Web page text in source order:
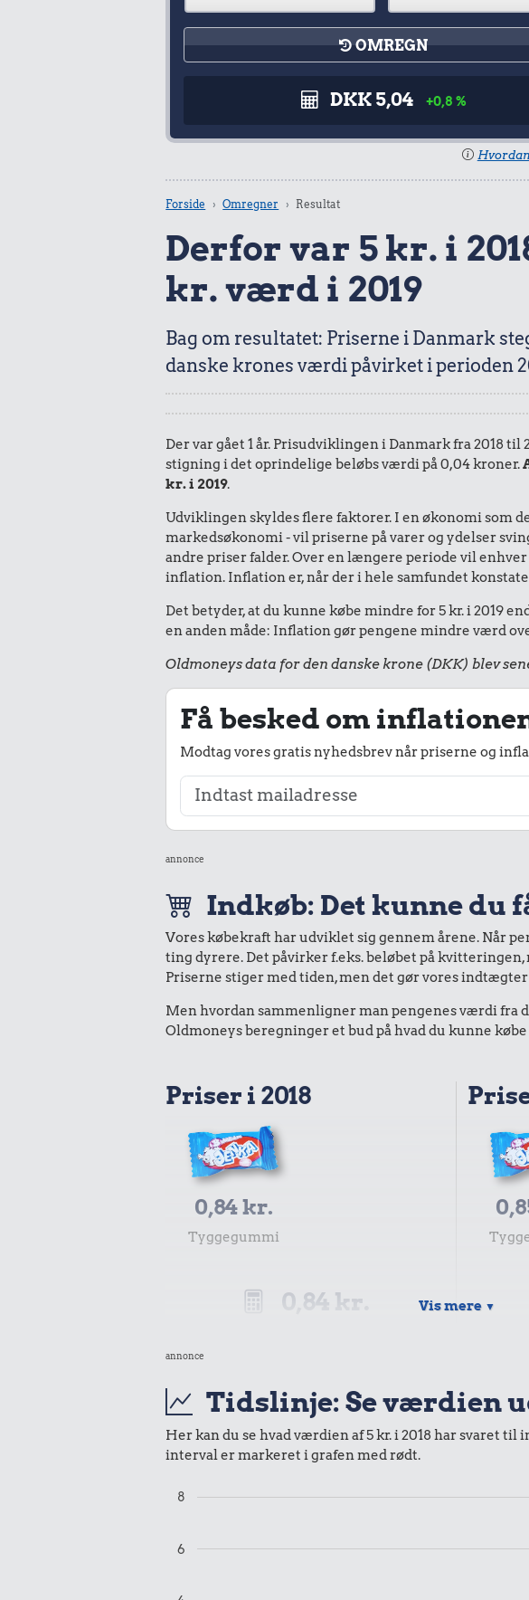
OMREGN
DKK 5,04 +0,8 %
Forside Omregner Resultat
Derfor var 5 kr. i
kr. værd i 2019
Bag om resultatet: Priserne i Danmark
danske krones værdi påvirket i perioden
Der var gået 1 år. Prisudviklingen i Danmark fra 2018 til
stigning i det oprindelige beløbs værdi på 0,04 kroner.
kr. i 2019.
Udviklingen skyldes flere faktorer. I en økonomi som
markedsøkonomi - vil priserne på varer og ydelser
andre priser falder. Over en længere periode vil
inflation. Inflation er, når der i hele samfundet
Det betyder, at du kunne købe mindre for 5 kr. i 2019
en anden måde: Inflation gør pengene mindre værd
Oldmoneys data for den danske krone (DKK) blev
Få besked om
Modtag vores gratis nyhedsbrev når priserne og
annonce
Indkøb: Det kunne du
Vores købekraft har udviklet sig gennem årene. Når
ting dyrere. Det påvirker f.eks. beløbet på
Priserne stiger med tiden, men det gør vores indtægter
Men hvordan sammenligner man pengenes værdi fra
Oldmoneys beregninger et bud på hvad du kunne købe
Priser i 2018
0,84 kr.
Tyggegummi
0,84 kr.
Oldmoney. Priser i datidskroner er på baggrund af
Vis mere ▼
annonce
Tidslinje: Se værdien
Her kan du se hvad værdien af 5 kr. i 2018 har svaret til
interval er markeret i grafen med rødt.
6
8